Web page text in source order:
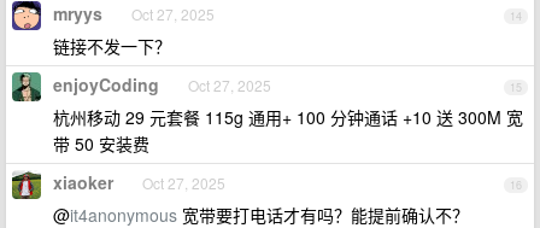
14
mryys Oct 27, 2025
链接不发一下？
15
enjoyCoding Oct 27, 2025
杭州移动 29 元套餐 115g 通用+ 100 分钟通话 +10 送 300M 宽
带 50 安装费
16
xiaoker Oct 27, 2025
@it4anonymous 宽带要打电话才有吗？能提前确认不？